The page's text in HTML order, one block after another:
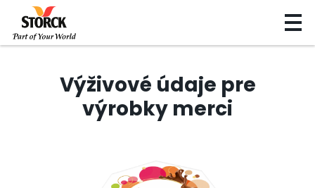
Výživové údaje pre
výrobky merci